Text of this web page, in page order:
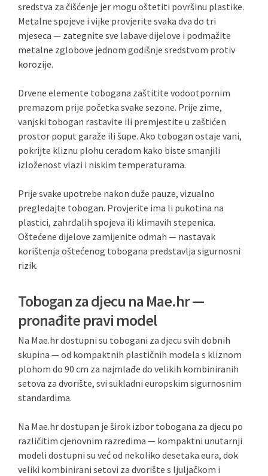
sredstva za čišćenje jer mogu oštetiti površinu plastike.
Metalne spojeve i vijke provjerite svaka dva do tri
mjeseca — zategnite sve labave dijelove i podmažite
metalne zglobove jednom godišnje sredstvom protiv
korozije.
Drvene elemente tobogana zaštitite vodootpornim
premazom prije početka svake sezone. Prije zime,
vanjski tobogan rastavite ili premjestite u zaštićen
prostor poput garaže ili šupe. Ako tobogan ostaje vani,
pokrijte kliznu plohu ceradom kako biste smanjili
izloženost vlazi i niskim temperaturama.
Prije svake upotrebe nakon duže pauze, vizualno
pregledajte tobogan. Provjerite ima li pukotina na
plastici, zahrđalih spojeva ili klimavih stepenica.
Oštećene dijelove zamijenite odmah — nastavak
korištenja oštećenog tobogana predstavlja sigurnosni
rizik.
Tobogan za djecu na Mae.hr —
pronađite pravi model
Na Mae.hr dostupni su tobogani za djecu svih dobnih
skupina — od kompaktnih plastičnih modela s kliznom
plohom do 90 cm za najmlađe do velikih kombiniranih
setova za dvorište, svi sukladni europskim sigurnosnim
standardima.
Na Mae.hr dostupan je širok izbor tobogana za djecu po
različitim cjenovnim razredima — kompaktni unutarnji
modeli dostupni su već od nekoliko desetaka eura, dok
veliki kombinirani setovi za dvorište s ljuljačkom i